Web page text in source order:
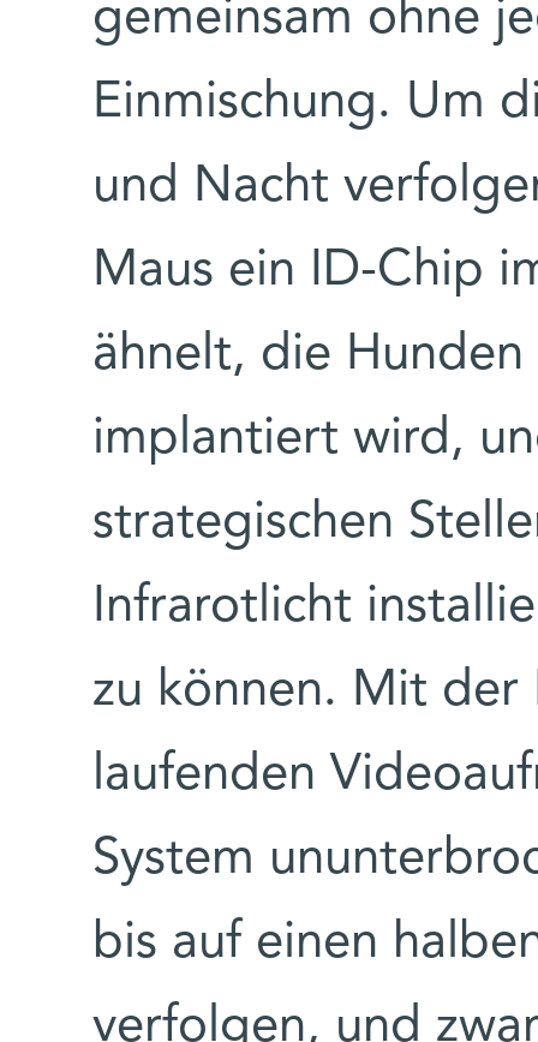
gemeinsam ohne
Einmischung. Um
und Nacht
Maus ein ID-Chip
ähnelt, die
implantiert wird,
strategischen
Infrarotlicht
zu können. Mit der
laufenden
System
bis auf einen
verfolgen, und